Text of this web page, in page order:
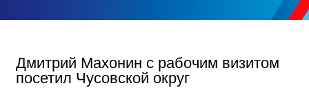
Дмитрий Махонин с рабочим визитом
посетил Чусовской округ